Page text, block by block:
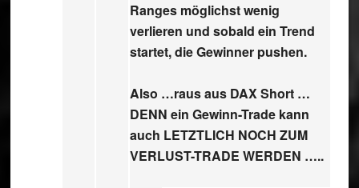
Ranges möglichst wenig
verlieren und sobald ein Trend
startet, die Gewinner pushen.
Also …raus aus DAX Short …
DENN ein Gewinn-Trade kann
auch LETZTLICH NOCH ZUM
VERLUST-TRADE WERDEN …..